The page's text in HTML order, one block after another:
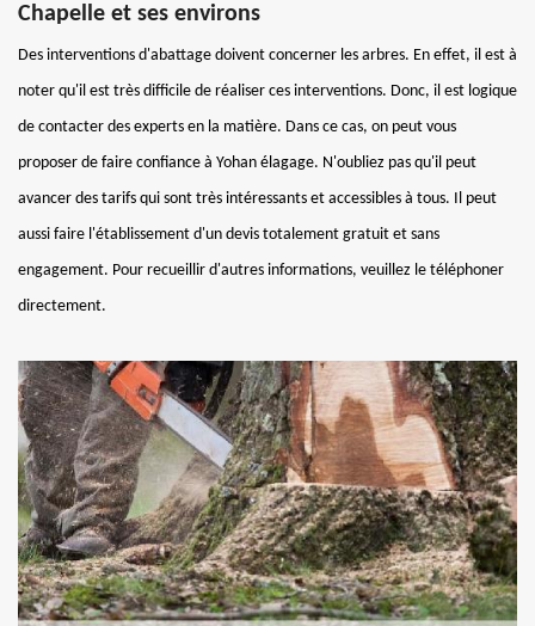
Chapelle et ses environs
Des interventions d'abattage doivent concerner les arbres. En effet, il est à
noter qu'il est très difficile de réaliser ces interventions. Donc, il est logique
de contacter des experts en la matière. Dans ce cas, on peut vous
proposer de faire confiance à Yohan élagage. N'oubliez pas qu'il peut
avancer des tarifs qui sont très intéressants et accessibles à tous. Il peut
aussi faire l'établissement d'un devis totalement gratuit et sans
engagement. Pour recueillir d'autres informations, veuillez le téléphoner
directement.